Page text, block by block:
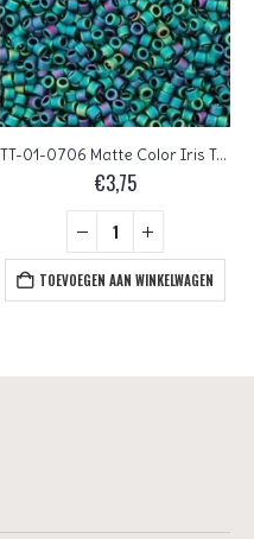
TT-01-0706 Matte Color Iris Teal TOHO Treasures 11/0
€3,75
TOEVOEGEN AAN WINKELWAGEN